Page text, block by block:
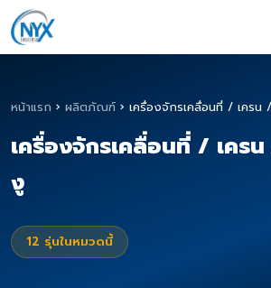
หน้าแรก › ผลิตภัณฑ์ › เครื่องจักรเคลื่อนที่ / เครน
เครื่องจักรเคลื่อนที่ / เคร
งู
12 รุ่นในหมวดนี้